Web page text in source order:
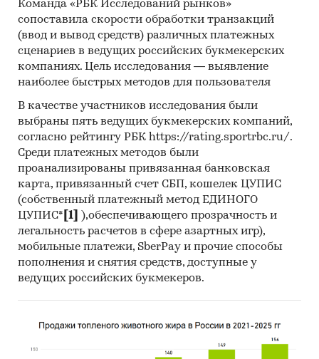
CO., LTD, SUMEC MACHINERY & ELECTRIC CO.,
LTD, DONGNING HENGXIANG TRADING CO., LTD
В разделе `Экспорт` рассмотрены российские
экспортеры:
ООО `КОРПОРАЦИЯ АК `ЭСКМ`
Выдержки из исследования:
- На российском рынке затирочных машин
сформировалась импортоориентированная
модель, более 80% рынка составляет
продукция зарубежных производителей.
- Сальдо торгового баланса было
отрицательное и составляло 110,5 т.
- Главными игроками среди российских
производителей являются ООО `ГК `ТСС`, ООО
`ИНГРИ`, АО `МЗ `СПЛИТСТОУН`.
- Лидером по импортным поставкам в 2025 г.
ENGINEERING CO., LTD
- В импорте наибольшую долю занимает
Команда «РБК Исследований рынков»
сопоставила скорости обработки транзакций
(ввод и вывод средств) различных платежных
сценариев в ведущих российских букмекерских
компаниях. Цель исследования — выявление
наиболее быстрых методов для пользователя
В качестве участников исследования были
выбраны пять ведущих букмекерских компаний,
согласно рейтингу РБК https://rating.sportrbc.ru/.
Среди платежных методов были
проанализированы привязанная банковская
карта, привязанный счет СБП, кошелек ЦУПИС
(собственный платежный метод ЕДИНОГО
ЦУПИС* [1]
),обеспечивающего прозрачность и
легальность расчетов в сфере азартных игр),
мобильные платежи, SberPay и прочие способы
пополнения и снятия средств, доступные у
ведущих российских букмекеров.